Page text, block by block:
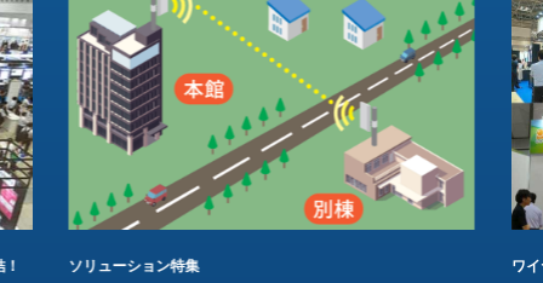
ソリューション特集 ワ